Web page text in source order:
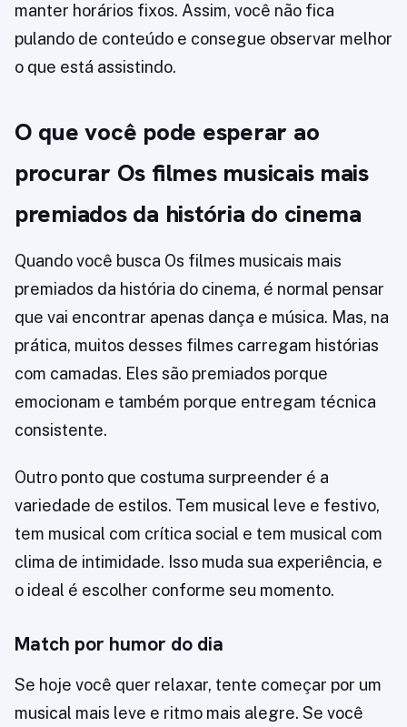
manter horários fixos. Assim, você não fica
pulando de conteúdo e consegue observar melhor
o que está assistindo.
O que você pode esperar ao
procurar Os filmes musicais mais
premiados da história do cinema
Quando você busca Os filmes musicais mais
premiados da história do cinema, é normal pensar
que vai encontrar apenas dança e música. Mas, na
prática, muitos desses filmes carregam histórias
com camadas. Eles são premiados porque
emocionam e também porque entregam técnica
consistente.
Outro ponto que costuma surpreender é a
variedade de estilos. Tem musical leve e festivo,
tem musical com crítica social e tem musical com
clima de intimidade. Isso muda sua experiência, e
o ideal é escolher conforme seu momento.
Match por humor do dia
Se hoje você quer relaxar, tente começar por um
musical mais leve e ritmo mais alegre. Se você